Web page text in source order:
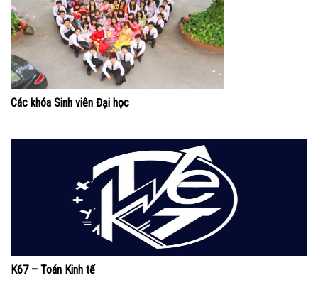
Các khóa Sinh viên Đại học
K67 – Toán Kinh tế